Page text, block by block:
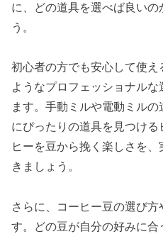
に、どの道具を選べば良いの
う。
初心者の方でも安心して使
ようなプロフェッショナル
ます。手動ミルや電動ミル
にぴったりの道具を見つけ
ヒーを豆から挽く楽しさを
きましょう。
さらに、コーヒー豆の選び
す。どの豆が自分の好みに